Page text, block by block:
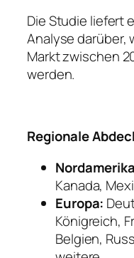
Die Studie liefert
Analyse darüber,
Markt zwischen
werden.
Regionale
Kanada,
Europa:
Königreich,
Belgien,